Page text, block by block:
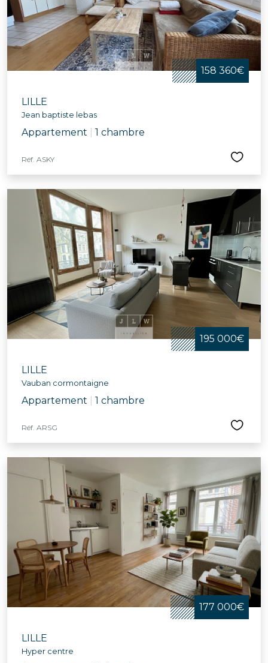
158 360€
LILLE
Jean baptiste lebas
Appartement 1 chambre
Réf. ASKY
195 000€
LILLE
Vauban cormontaigne
Appartement 1 chambre
Réf. ARSG
177 000€
LILLE
Hyper centre